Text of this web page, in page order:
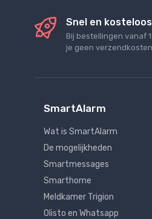
Snel en
Bij bestellingen vanaf
je geen
SmartAlarm
Wat is SmartAlarm
De mogelijkheden
Smartmessages
Smarthome
Meldkamer Trigion
Olisto en Whatsapp